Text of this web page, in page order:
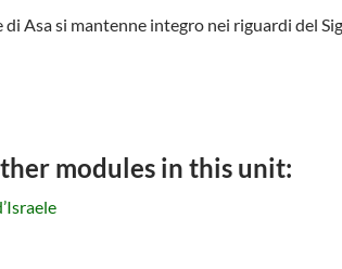
Asa si mantenne integro nei riguardi del
modules in this unit: